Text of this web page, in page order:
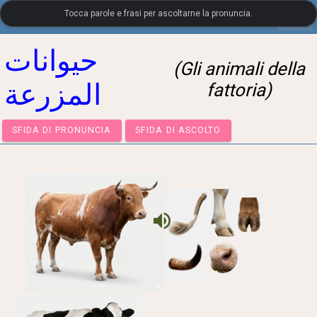
LanguageGuide.org•Vocabolario visivo arabo
حيوانات
المزرعة
(Gli animali della
fattoria)
Tocca parole e frasi per ascoltarne la pronuncia.
volume_up